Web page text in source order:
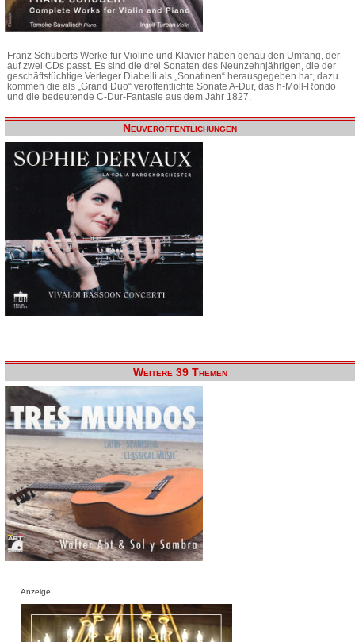
Franz Schuberts Werke für Violine und Klavier haben genau den Umfang, der
auf zwei CDs passt. Es sind die drei Sonaten des Neunzehnjährigen, die der
geschäftstüchtige Verleger Diabelli als „Sonatinen“ herausgegeben hat, dazu
kommen die als „Grand Duo“ veröffentlichte Sonate A-Dur, das h-Moll-Rondo
und die bedeutende C-Dur-Fantasie aus dem Jahr 1827.
Neuveröffentlichungen
Weitere 39 Themen
Anzeige